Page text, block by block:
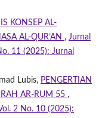
KONSEP AL-
AL-QUR’AN , Jurnal
11 (2025): Jurnal
Lubis, PENGERTIAN
AR-RUM 55 ,
2 No. 10 (2025):